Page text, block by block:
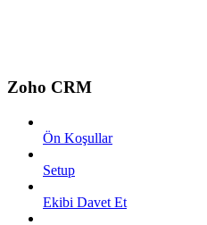
Zoho CRM
Ön Koşullar
Setup
Ekibi Davet Et